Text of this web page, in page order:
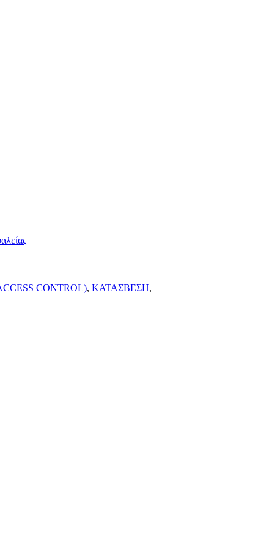
CONTROL), ΚΑΤΑΣΒΕΣΗ,